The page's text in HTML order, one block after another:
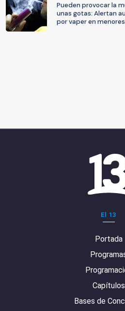
Pueden provocar la
unas gotas: Alertan
por vaper en
El 13
Portada
Capítulos
Bases de